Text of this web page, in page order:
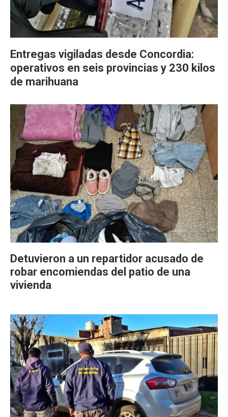
Entregas vigiladas desde Concordia:
operativos en seis provincias y 230 kilos
de marihuana
Detuvieron a un repartidor acusado de
robar encomiendas del patio de una
vivienda